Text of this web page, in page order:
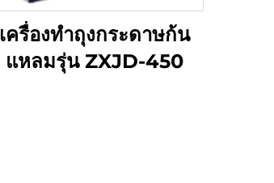
เครื่องทำถุงกระดาษก้น
แหลมรุ่น ZXJD-450